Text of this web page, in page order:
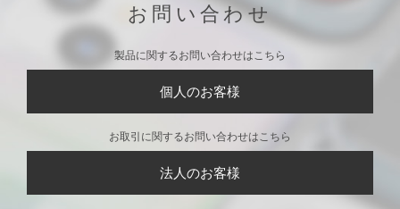
お問い合わせ
製品に関するお問い合わせはこちら
個人のお客様
お取引に関するお問い合わせはこちら
法人のお客様